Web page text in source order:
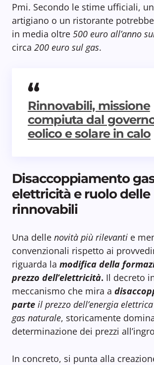
Pmi. Secondo le stime ufficiali,
artigiano o un ristorante
in media oltre 500 euro all’anno
circa 200 euro sul gas.
Rinnovabili, missione
compiuta dal
eolico e solare in calo
Disaccoppiamento
elettricità e ruolo delle
rinnovabili
Una delle novità più rilevanti e
convenzionali rispetto ai
riguarda la modifica della
prezzo dell’elettricità. Il decreto
meccanismo che mira a
parte il prezzo dell’energia
gas naturale, storicamente
determinazione dei prezzi
In concreto, si punta alla